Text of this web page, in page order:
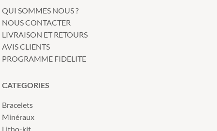
QUI SOMMES NOUS ?
NOUS CONTACTER
LIVRAISON ET RETOURS
AVIS CLIENTS
PROGRAMME FIDELITE
CATEGORIES
Bracelets
Minéraux
Litho-kit